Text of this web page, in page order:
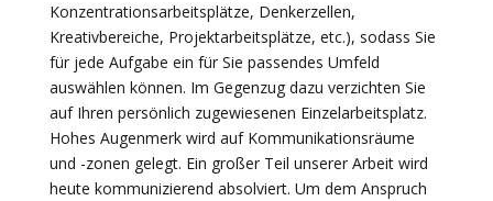
Konzentrationsarbeitsplätze, Denkerzellen,
Kreativbereiche, Projektarbeitsplätze, etc.), sodass Sie
für jede Aufgabe ein für Sie passendes Umfeld
auswählen können. Im Gegenzug dazu verzichten Sie
auf Ihren persönlich zugewiesenen Einzelarbeitsplatz.
Hohes Augenmerk wird auf Kommunikationsräume
und -zonen gelegt. Ein großer Teil unserer Arbeit wird
heute kommunizierend absolviert. Um dem Anspruch